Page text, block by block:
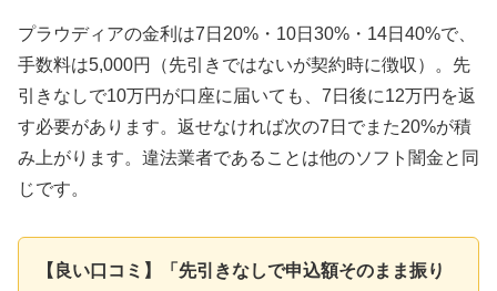
プラウディアの金利は7日20%・10日30%・14日40%で、
手数料は5,000円（先引きではないが契約時に徴収）。先
引きなしで10万円が口座に届いても、7日後に12万円を返
す必要があります。返せなければ次の7日でまた20%が積
み上がります。違法業者であることは他のソフト闇金と同
じです。
【良い口コミ】「先引きなしで申込額そのまま振り